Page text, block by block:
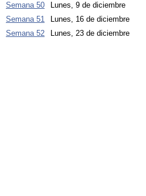
Semana 50
Lunes, 9 de diciembre
Semana 51
Lunes, 16 de diciembre
Semana 52
Lunes, 23 de diciembre